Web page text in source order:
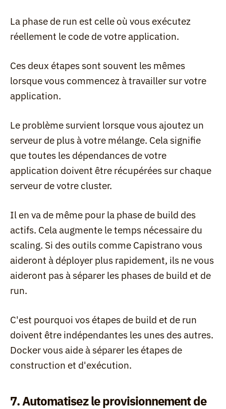
La phase de run est celle où vous exécutez
réellement le code de votre application.
Ces deux étapes sont souvent les mêmes
lorsque vous commencez à travailler sur votre
application.
Le problème survient lorsque vous ajoutez un
serveur de plus à votre mélange. Cela signifie
que toutes les dépendances de votre
application doivent être récupérées sur chaque
serveur de votre cluster.
Il en va de même pour la phase de build des
actifs. Cela augmente le temps nécessaire du
scaling. Si des outils comme Capistrano vous
aideront à déployer plus rapidement, ils ne vous
aideront pas à séparer les phases de build et de
run.
C'est pourquoi vos étapes de build et de run
doivent être indépendantes les unes des autres.
Docker vous aide à séparer les étapes de
construction et d'exécution.
7. Automatisez le provisionnement de